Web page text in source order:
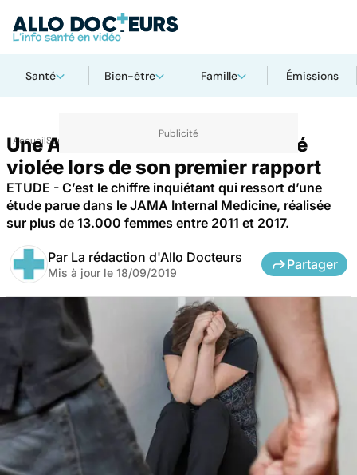
Santé Bien-être Famille Émissions
AccueilSanté
Une Américaine sur 16 aurait été
violée lors de son premier rapport
ETUDE - C’est le chiffre inquiétant qui ressort d’une
étude parue dans le JAMA Internal Medicine, réalisée
sur plus de 13.000 femmes entre 2011 et 2017.
Par La rédaction d'Allo Docteurs
Mis à jour le 18/09/2019
Partager